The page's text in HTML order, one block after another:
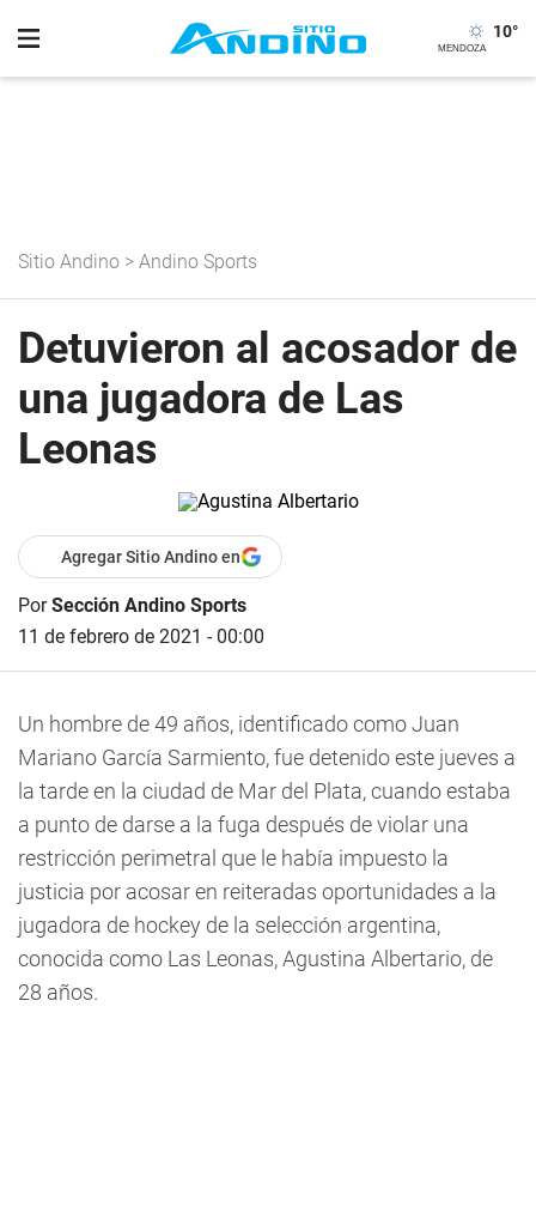
10°
Sitio Andino > Andino Sports
Detuvieron al acosador de
una jugadora de Las
Leonas
Agregar Sitio Andino en
PorSección Andino Sports
11 de febrero de 2021 - 00:00
Un hombre de 49 años, identificado como Juan
Mariano García Sarmiento, fue detenido este jueves a
la tarde en la ciudad de Mar del Plata, cuando estaba
a punto de darse a la fuga después de violar una
restricción perimetral que le había impuesto la
justicia por acosar en reiteradas oportunidades a la
jugadora de hockey de la selección argentina,
conocida como Las Leonas, Agustina Albertario, de
28 años.